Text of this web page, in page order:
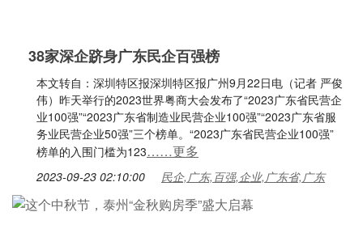
38家深企跻身广东民企百强榜
本文转自：深圳特区报深圳特区报广州9月22日电（记者 严俊
伟）昨天举行的2023世界粤商大会发布了“2023广东省民营企
业100强”“2023广东省制造业民营企业100强”“2023广东省服
务业民营企业50强”三个榜单。“2023广东省民营企业100强”
榜单的入围门槛为123……更多
2023-09-23 02:10:00 民企,广东,百强,企业,广东省,广东